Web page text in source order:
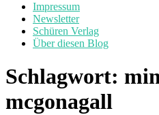
Impressum
Newsletter
Schüren Verlag
Über diesen Blog
Schlagwort:
mcgonagall